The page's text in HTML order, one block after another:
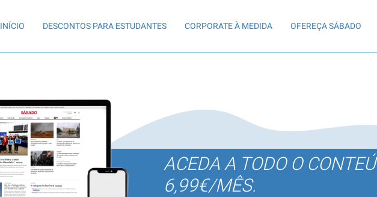
INÍCIO DESCONTOS PARA ESTUDANTES CORPORATE À MEDIDA OFEREÇA SÁBADO
ACEDA A TODO O
6,99€/MÊS.